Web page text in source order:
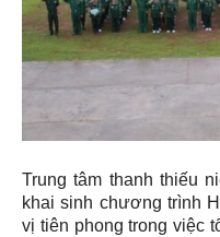
Trung tâm thanh thiếu
khai sinh chương trình
vị tiên phong trong việc